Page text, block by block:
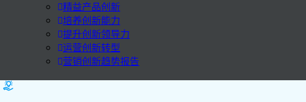
精益产品创新
培养创新能力
提升创新领导力
运营创新转型
营销创新趋势报告